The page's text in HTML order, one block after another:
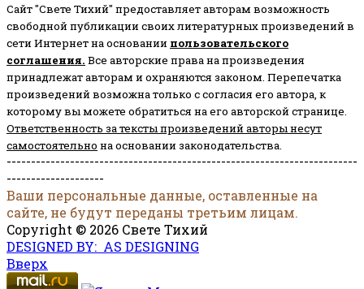
Сайт "Свете Тихий" предоставляет авторам возможность
свободной публикации своих литературных произведений в
сети Интернет на основании пользовательского
соглашения. Все авторские права на произведения
принадлежат авторам и охраняются законом. Перепечатка
произведений возможна только с согласия его автора, к
которому вы можете обратиться на его авторской странице.
Ответственность за тексты произведений авторы несут
самостоятельно на основании законодательства.
------------------------------------------------------------------------
--------------------
Ваши персональные данные, оставленные на
сайте, не будут переданы третьим лицам.
Copyright © 2026 Свете Тихий
DESIGNED BY: AS DESIGNING
Вверх